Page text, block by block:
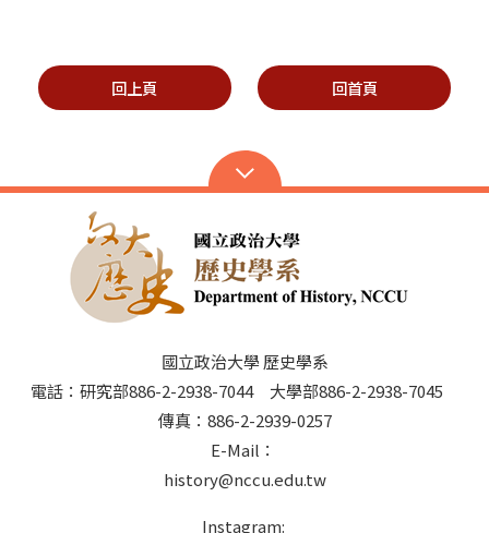
回上頁 回首頁
國立政治大學 歷史學系
電話：研究部886-2-2938-7044 大學部886-2-2938-7045
傳真：886-2-2939-0257
E-Mail：
history@nccu.edu.tw
Instagram: